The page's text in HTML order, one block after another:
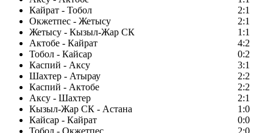
Кайрат - Тобол
2:1
Окжетпес - Жетысу
2:1
Жетысу - Кызыл-Жар СК
1:1
Актобе - Кайрат
4:2
Тобол - Кайсар
0:2
Каспий - Аксу
3:1
Шахтер - Атырау
2:2
Каспий - Актобе
2:2
Аксу - Шахтер
2:1
Кызыл-Жар СК - Астана
1:0
Кайсар - Кайрат
0:0